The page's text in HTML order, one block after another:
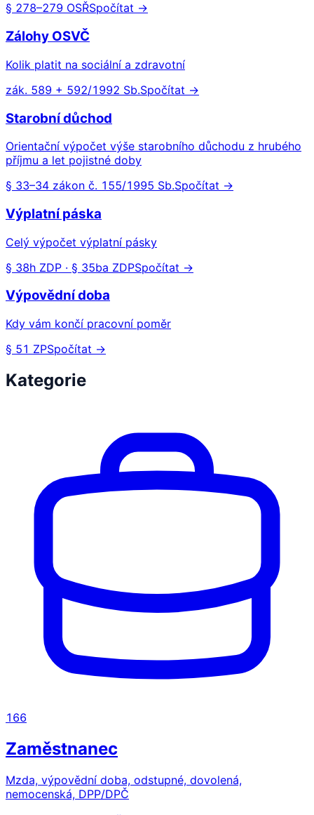
§ 278–279 OSŘSpočítat →
Zálohy OSVČ
Kolik platit na sociální a zdravotní
zák. 589 + 592/1992 Sb.Spočítat →
Starobní důchod
Orientační výpočet výše starobního důchodu z hrubého
příjmu a let pojistné doby
§ 33–34 zákon č. 155/1995 Sb.Spočítat →
Výplatní páska
Celý výpočet výplatní pásky
§ 38h ZDP · § 35ba ZDPSpočítat →
Výpovědní doba
Kdy vám končí pracovní poměr
§ 51 ZPSpočítat →
Kategorie
166
Zaměstnanec
Mzda, výpovědní doba, odstupné, dovolená,
nemocenská, DPP/DPČ